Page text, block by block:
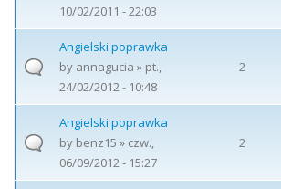
10/02/2011 - 22:03
Angielski poprawka
by annagucia » pt.,
24/02/2012 - 10:48
2
Angielski poprawka
by benz15 » czw.,
06/09/2012 - 15:27
2